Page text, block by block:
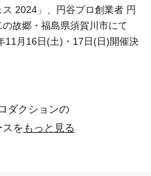
ス 2024」、円谷プロ創業者 円
の故郷・福島県須賀川市にて
11月16日(土)・17日(日)開催決
ダクションの
スをもっと見る